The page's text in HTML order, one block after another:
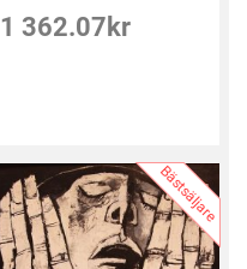
1 362.07 kr
Bästsäljare